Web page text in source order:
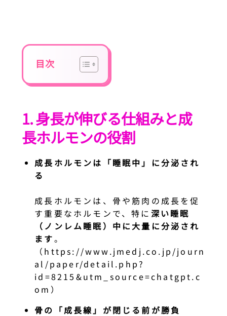
目次
1. 身長が伸びる仕組みと成
長ホルモンの役割
成長ホルモンは「睡眠中」に分泌され
る
成長ホルモンは、骨や筋肉の成長を促
す重要なホルモンで、特に 深い睡眠
（ノンレム睡眠）中に大量に分泌され
ます。
（https://www.jmedj.co.jp/journ
al/paper/detail.php?
id=8215&utm_source=chatgpt.c
om）
骨の「成長線」が閉じる前が勝負